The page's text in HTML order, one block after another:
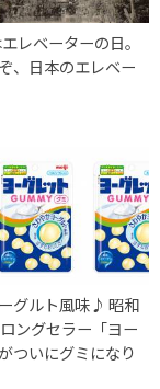
レベーターの日。
、日本のエレベー
グルト風味♪ 昭和
ングセラー「ヨー
ついにグミになり